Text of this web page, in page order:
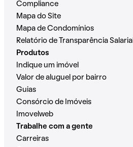
Compliance
Mapa do Site
Mapa de Condomínios
Relatório de Transparência Salarial
Produtos
Indique um imóvel
Valor de aluguel por bairro
Guias
Consórcio de Imóveis
Imovelweb
Trabalhe com a gente
Carreiras